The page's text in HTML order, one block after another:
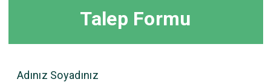
Talep Formu
Adınız Soyadınız